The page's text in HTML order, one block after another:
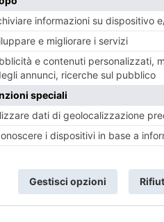
rapidi e a breve ne
rapido per i propri
numero che aumenterà
e
periodo di emergenza
tempo realizzare un
delle positività. La
reso possibile un